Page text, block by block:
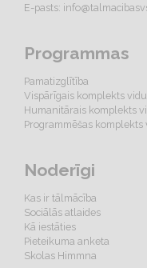
E-pasts:
Programmas
Pamatizglītība
Vispārīgais komplekts
Humanitārais komplekts
Programmēšas komplekts
Noderīgi
Kas ir tālmācība
Sociālās atlaides
Kā iestāties
Pieteikuma anketa
Skolas Himmna